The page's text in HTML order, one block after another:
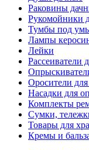
Раковины
Рукомойники
Тумбы под
Лампы
Лейки
Рассеиватели
Оросители
Насадки для
Комплекты
Сумки,
Товары для
Кремы и